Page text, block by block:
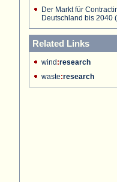
Der Markt für
Deutschland bis 2040
Related Links
wind :research
waste:research